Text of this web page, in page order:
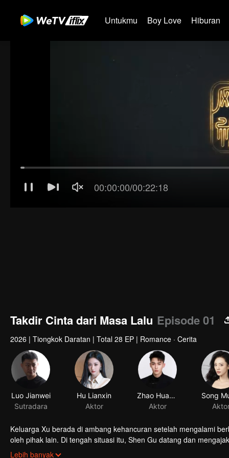
Untukmu Boy Love Hiburan
Takdir Cinta dari Masa Lalu Episode 01
2026 | Tiongkok Daratan | Total 28 EP | Romance · Cerita
Luo Jianwei
Sutradara
Keluarga Xu berada di ambang kehancuran setelah mengalami
oleh pihak lain. Di tengah situasi itu, Shen Gu datang dan
pengambilalihan perusahaan dan rencana licik musuh. Seiring
Lebih banyak